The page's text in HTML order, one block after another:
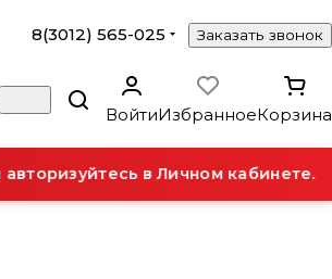
8(3012) 565-025 Заказать звонок
ВойтиИзбранноеКорзина
в Личном кабинете.